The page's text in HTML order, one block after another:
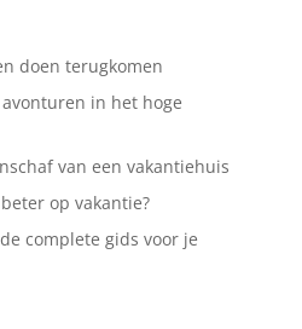
doen terugkomen
in het hoge
van een vakantiehuis
op vakantie?
complete gids voor je